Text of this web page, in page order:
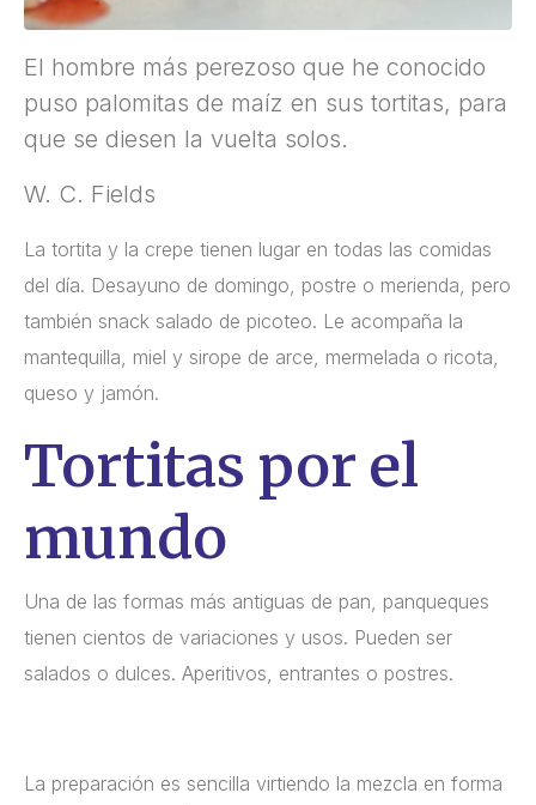
El hombre más perezoso que he conocido
puso palomitas de maíz en sus tortitas, para
que se diesen la vuelta solos.
W. C. Fields
La tortita y la crepe tienen lugar en todas las comidas
del día. Desayuno de domingo, postre o merienda, pero
también snack salado de picoteo. Le acompaña la
mantequilla, miel y sirope de arce, mermelada o ricota,
queso y jamón.
Tortitas por el
mundo
Una de las formas más antiguas de pan, panqueques
tienen cientos de variaciones y usos. Pueden ser
salados o dulces. Aperitivos, entrantes o postres.
La preparación es sencilla virtiendo la mezcla en forma